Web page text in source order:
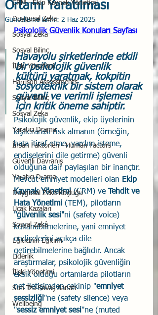
CRM - Ekip Kaynak Yönetimi
Duygusal Zeka
Sosyal Zeka
Sosyal Bilinç
İlişki Yönetimi
Harrison Assessments
Sosyal Bilinç
Sosyal Zeka
Yaratıcı Drama
İnsan Faktörleri - Human Factors
Güvenli Davranış
Yaratıcı Drama
Duygusal Zeka Koçluğu
Uçak Kazaları
Sosyal Zekâ
Eğiticinin Eğitimi
Liderlik
İlişki Yönetimi
Sun Tzu Savaş Sanatı
Wellbeing
Ortamı Yaratılması
Güncelleme tarihi: 2 Haz 2025
Psikolojik Güvenlik Konuları Sayfası
Havayolu şirketlerinde etkili
bir psikolojik güvenlik
kültürü yaratmak, kokpitin
sosyoteknik bir sistem olarak
güvenli ve verimli işlemesi
için kritik öneme sahiptir.
Psikolojik güvenlik, ekip üyelerinin
kişilerarası risk almanın (örneğin,
hata itiraf etme, yardım isteme,
endişelerini dile getirme) güvenli
olduğuna dair paylaşılan bir inançtır.
Mevcut emniyet modelleri olan Ekip
Kaynak Yönetimi (CRM) ve
Tehdit ve
Hata Yönetimi (TEM), pilotların
"güvenlik sesi"ni (safety voice)
kullanabilmelerine, yani emniyet
endişelerini açıkça dile
getirebilmelerine bağlıdır. Ancak
araştırmalar, psikolojik güvenliğin
eksik olduğu ortamlarda pilotların
net iletişimden çekinip "emniyet
sessizliği"ne (safety silence) veya
"sessiz emniyet sesi"ne (muted